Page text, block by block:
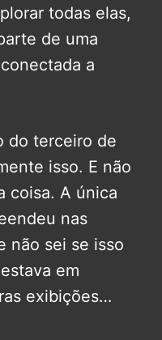
todas elas,
de uma
a
do terceiro de
isso. E não
coisa. A única
nas
não sei se isso
em
exibições…